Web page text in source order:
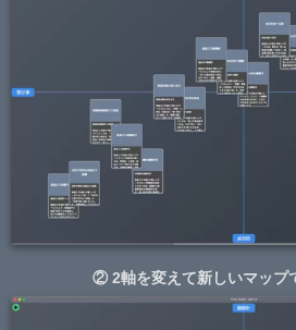
② 2軸を変えて新しいマップ